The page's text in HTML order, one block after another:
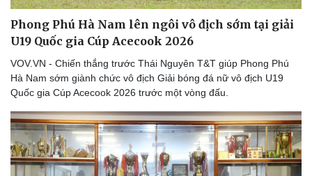
Phong Phú Hà Nam lên ngôi vô địch sớm tại giải
U19 Quốc gia Cúp Acecook 2026
VOV.VN - Chiến thắng trước Thái Nguyên T&T giúp Phong Phú
Hà Nam sớm giành chức vô địch Giải bóng đá nữ vô địch U19
Quốc gia Cúp Acecook 2026 trước một vòng đấu.